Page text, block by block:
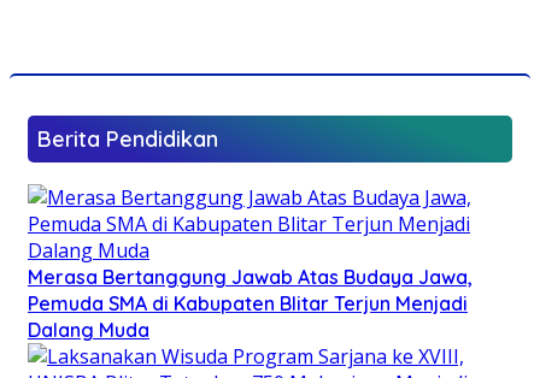
Berita Pendidikan
Merasa Bertanggung Jawab Atas Budaya Jawa,
Pemuda SMA di Kabupaten Blitar Terjun Menjadi
Dalang Muda